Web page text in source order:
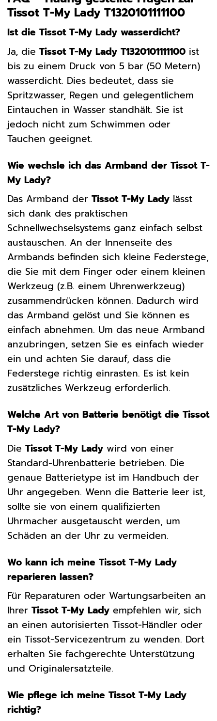
Tissot T-My Lady T1320101111100
Ist die Tissot T-My Lady wasserdicht?
Ja, die Tissot T-My Lady T1320101111100 ist
bis zu einem Druck von 5 bar (50 Metern)
wasserdicht. Dies bedeutet, dass sie
Spritzwasser, Regen und gelegentlichem
Eintauchen in Wasser standhält. Sie ist
jedoch nicht zum Schwimmen oder
Tauchen geeignet.
Wie wechsle ich das Armband der Tissot T-
My Lady?
Das Armband der Tissot T-My Lady lässt
sich dank des praktischen
Schnellwechselsystems ganz einfach selbst
austauschen. An der Innenseite des
Armbands befinden sich kleine Federstege,
die Sie mit dem Finger oder einem kleinen
Werkzeug (z.B. einem Uhrenwerkzeug)
zusammendrücken können. Dadurch wird
das Armband gelöst und Sie können es
einfach abnehmen. Um das neue Armband
anzubringen, setzen Sie es einfach wieder
ein und achten Sie darauf, dass die
Federstege richtig einrasten. Es ist kein
zusätzliches Werkzeug erforderlich.
Welche Art von Batterie benötigt die Tissot
T-My Lady?
Die Tissot T-My Lady wird von einer
Standard-Uhrenbatterie betrieben. Die
genaue Batterietype ist im Handbuch der
Uhr angegeben. Wenn die Batterie leer ist,
sollte sie von einem qualifizierten
Uhrmacher ausgetauscht werden, um
Schäden an der Uhr zu vermeiden.
Wo kann ich meine Tissot T-My Lady
reparieren lassen?
Für Reparaturen oder Wartungsarbeiten an
Ihrer Tissot T-My Lady empfehlen wir, sich
an einen autorisierten Tissot-Händler oder
ein Tissot-Servicezentrum zu wenden. Dort
erhalten Sie fachgerechte Unterstützung
und Originalersatzteile.
Wie pflege ich meine Tissot T-My Lady
richtig?